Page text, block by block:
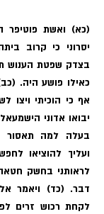
(כא) ואשת
יסרוני כי קרוב
בצדק שפטת הענוש
כאילו פושע היה.
אף כי הוכיתי ויצו
יבואו אדוני
בעלה למה תאסור
ועליך להוציאו
לראותני בחשק
דבר. (כד) ויאמר
לקחת רכוש זרים